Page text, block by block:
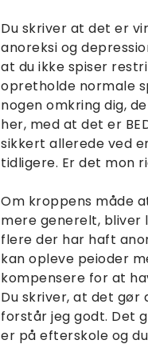
Du skriver at det er
anoreksi og
at du ikke spiser
opretholde normale
nogen omkring dig,
her, med at det er
sikkert allerede ved
tidligere. Er det mon
Om kroppens måde
mere generelt,
flere der har haft
kan opleve peioder
kompensere for at
Du skriver, at det gør
forstår jeg godt. Det
er på efterskole og